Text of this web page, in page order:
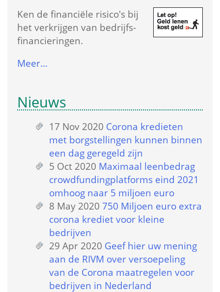
Ken de financiële risico's bij
het verkrijgen van bedrijfs­
financieringen.
Meer…
Nieuws
17 Nov 2020 Corona kredieten
met borgstellingen kunnen binnen
een dag geregeld zijn
5 Oct 2020 Maximaal leenbedrag
crowdfundingplatforms eind 2021
omhoog naar 5 miljoen euro
8 May 2020 750 Miljoen euro extra
corona krediet voor kleine
bedrijven
29 Apr 2020 Geef hier uw mening
aan de RIVM over versoepeling
van de Corona maatregelen voor
bedrijven in Nederland